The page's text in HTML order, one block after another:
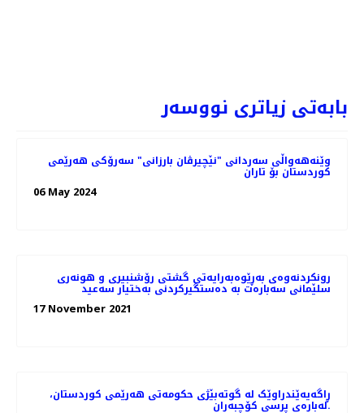
بابەتی زیاتری نووسەر
وێنه‌هه‌واڵی سه‌ردانی "نێچیرڤان بارزانی" سەرۆکی هەرێمی
کوردستان بۆ تاران
06 May 2024
رونکردنەوەی بەڕێوەبەرایەتی گشتی رۆشنبیری و هونەری
سلێمانی سەبارەت بە دەستگیرکردنی بەختیار سەعید
17 November 2021
ڕاگەیەێندراوێک لە گوتەبێژی حکومەتی ھەرێمی کوردستان،
لەبارەی پرسی کۆچبەران.